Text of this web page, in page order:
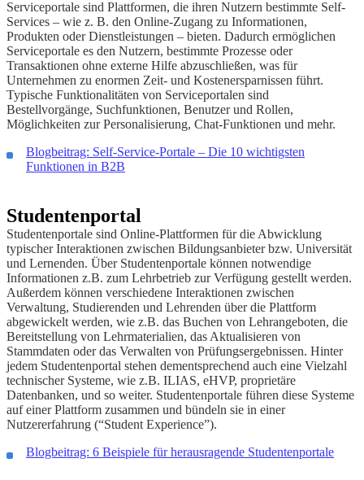
Serviceportale sind Plattformen, die ihren Nutzern bestimmte Self-
Services – wie z. B. den Online-Zugang zu Informationen,
Produkten oder Dienstleistungen – bieten. Dadurch ermöglichen
Serviceportale es den Nutzern, bestimmte Prozesse oder
Transaktionen ohne externe Hilfe abzuschließen, was für
Unternehmen zu enormen Zeit- und Kostenersparnissen führt.
Typische Funktionalitäten von Serviceportalen sind
Bestellvorgänge, Suchfunktionen, Benutzer und Rollen,
Möglichkeiten zur Personalisierung, Chat-Funktionen und mehr.
Blogbeitrag: Self-Service-Portale – Die 10 wichtigsten
Funktionen in B2B
Studentenportal
Studentenportale sind Online-Plattformen für die Abwicklung
typischer Interaktionen zwischen Bildungsanbieter bzw. Universität
und Lernenden. Über Studentenportale können notwendige
Informationen z.B. zum Lehrbetrieb zur Verfügung gestellt werden.
Außerdem können verschiedene Interaktionen zwischen
Verwaltung, Studierenden und Lehrenden über die Plattform
abgewickelt werden, wie z.B. das Buchen von Lehrangeboten, die
Bereitstellung von Lehrmaterialien, das Aktualisieren von
Stammdaten oder das Verwalten von Prüfungsergebnissen. Hinter
jedem Studentenportal stehen dementsprechend auch eine Vielzahl
technischer Systeme, wie z.B. ILIAS, eHVP, proprietäre
Datenbanken, und so weiter. Studentenportale führen diese Systeme
auf einer Plattform zusammen und bündeln sie in einer
Nutzererfahrung (“Student Experience”).
Blogbeitrag: 6 Beispiele für herausragende Studentenportale